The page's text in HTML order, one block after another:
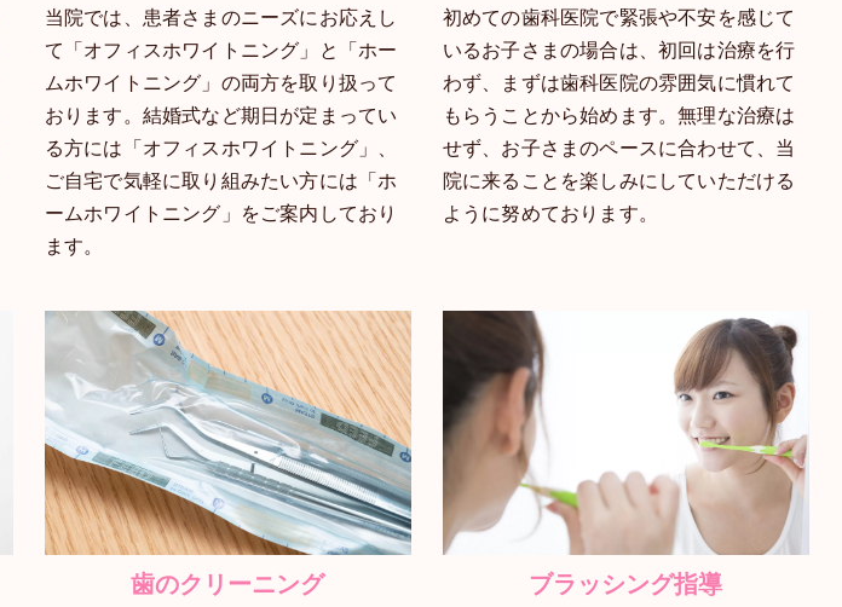
当院では、患者さまのニーズにお応えし
て「オフィスホワイトニング」と「ホー
ムホワイトニング」の両方を取り扱って
おります。結婚式など期日が定まってい
る方には「オフィスホワイトニング」、
ご自宅で気軽に取り組みたい方には「ホ
ームホワイトニング」をご案内しており
ます。
初めての歯科医院で緊張や不安を感じて
いるお子さまの場合は、初回は治療を行
わず、まずは歯科医院の雰囲気に慣れて
もらうことから始めます。無理な治療は
せず、お子さまのペースに合わせて、当
院に来ることを楽しみにしていただける
ように努めております。
歯のクリーニング ブラッシング指導